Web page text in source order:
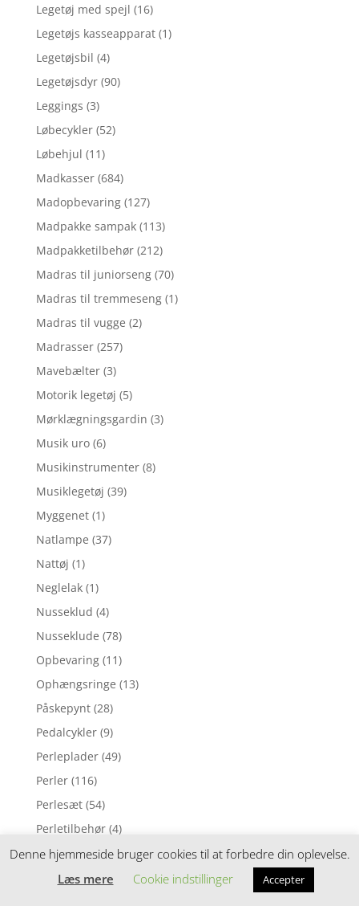
Legetøj med spejl (16)
Legetøjs kasseapparat (1)
Legetøjsbil (4)
Legetøjsdyr (90)
Leggings (3)
Løbecykler (52)
Løbehjul (11)
Madkasser (684)
Madopbevaring (127)
Madpakke sampak (113)
Madpakketilbehør (212)
Madras til juniorseng (70)
Madras til tremmeseng (1)
Madras til vugge (2)
Madrasser (257)
Mavebælter (3)
Motorik legetøj (5)
Mørklægningsgardin (3)
Musik uro (6)
Musikinstrumenter (8)
Musiklegetøj (39)
Myggenet (1)
Natlampe (37)
Nattøj (1)
Neglelak (1)
Nusseklud (4)
Nusseklude (78)
Opbevaring (11)
Ophængsringe (13)
Påskepynt (28)
Pedalcykler (9)
Perleplader (49)
Perler (116)
Perlesæt (54)
Perletilbehør (4)
Plakat (66)
Plakater og vægdekoration (28)
Denne hjemmeside bruger cookies til at forbedre din oplevelse.
Læs mere
Cookie indstillinger Accepter